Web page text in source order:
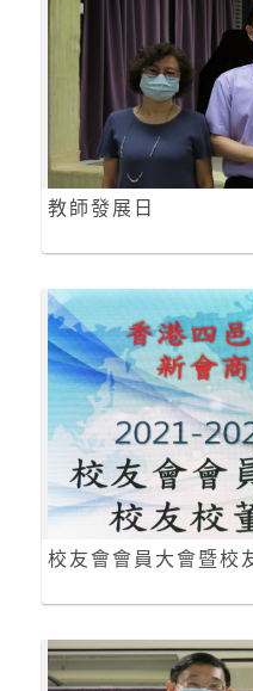
教師發展日
校友會會員大會暨校